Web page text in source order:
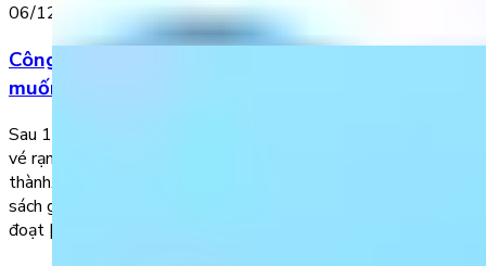
06/12/2022
Công bố kết quả cuộc thi “Khi con lớn lên, con
muốn trở thành…”
Sau 1 tháng phát động, cuộc thi Giỏi tiếng Anh từ bé – Tấm
vé rạng tương lai chủ đề “Khi con lớn lên, con muốn trở
thành…” đã chính thức kết thúc. Ban tổ chức xin công bố danh
sách gồm 10 bài dự thi được Ban Giám khảo đánh giá cao và
đoạt […]